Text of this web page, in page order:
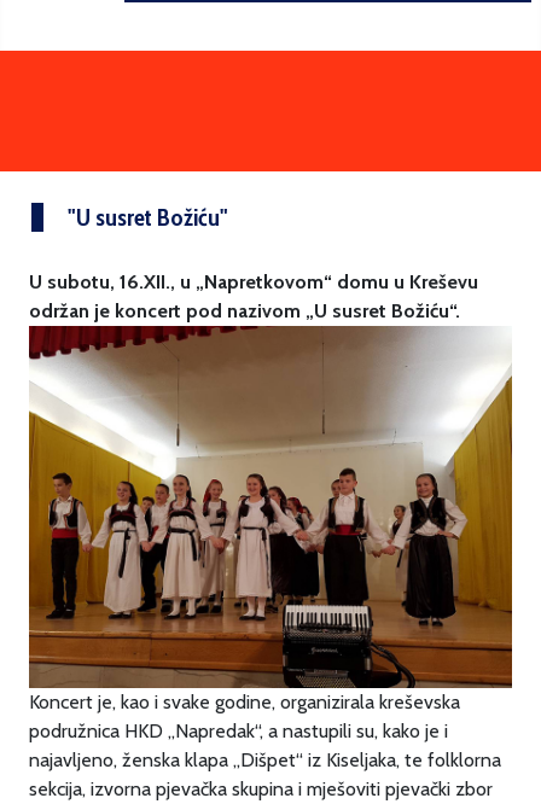
"U susret Božiću"
U subotu, 16.XII., u „Napretkovom“ domu u Kreševu
održan je koncert pod nazivom „U susret Božiću“.
Koncert je, kao i svake godine, organizirala kreševska
podružnica HKD „Napredak“, a nastupili su, kako je i
najavljeno, ženska klapa „Dišpet“ iz Kiseljaka, te folklorna
sekcija, izvorna pjevačka skupina i mješoviti pjevački zbor